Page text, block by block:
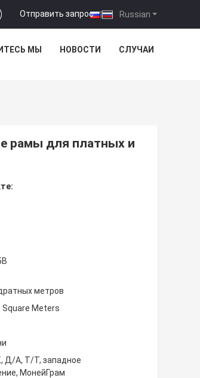
Russian
Отправить запрос |
МЫ НОВОСТИ СЛУЧАИ
рамы для платных и
метров
Square Meters
Д/А, Т/Т, западное
МонейГрам